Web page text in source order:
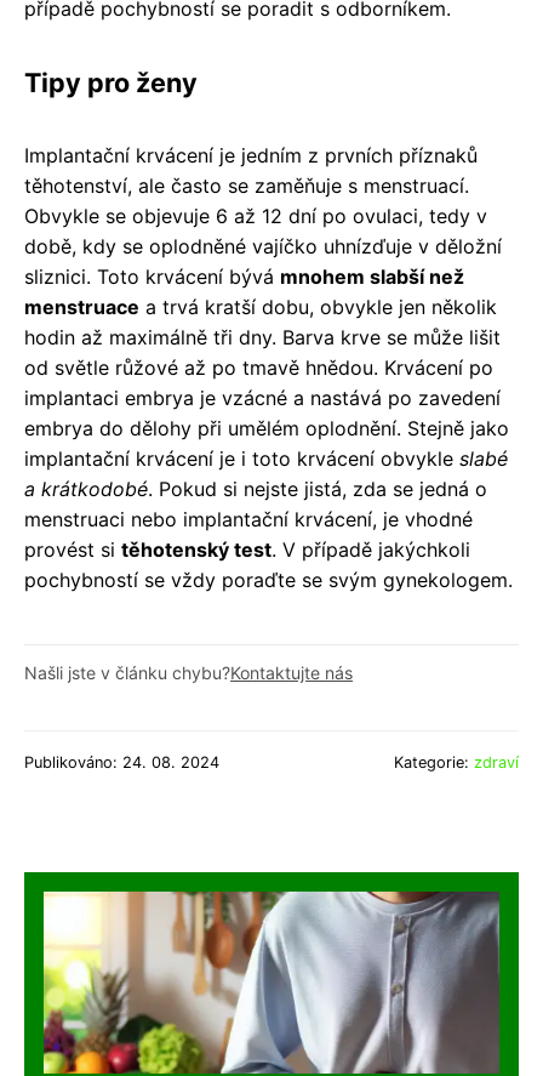
případě pochybností se poradit s odborníkem.
Tipy pro ženy
Implantační krvácení je jedním z prvních příznaků
těhotenství, ale často se zaměňuje s menstruací.
Obvykle se objevuje 6 až 12 dní po ovulaci, tedy v
době, kdy se oplodněné vajíčko uhnízďuje v děložní
sliznici. Toto krvácení bývá mnohem slabší než
menstruace a trvá kratší dobu, obvykle jen několik
hodin až maximálně tři dny. Barva krve se může lišit
od světle růžové až po tmavě hnědou. Krvácení po
implantaci embrya je vzácné a nastává po zavedení
embrya do dělohy při umělém oplodnění. Stejně jako
implantační krvácení je i toto krvácení obvykle slabé
a krátkodobé. Pokud si nejste jistá, zda se jedná o
menstruaci nebo implantační krvácení, je vhodné
provést si těhotenský test. V případě jakýchkoli
pochybností se vždy poraďte se svým gynekologem.
Našli jste v článku chybu?Kontaktujte nás
Publikováno: 24. 08. 2024 Kategorie: zdraví